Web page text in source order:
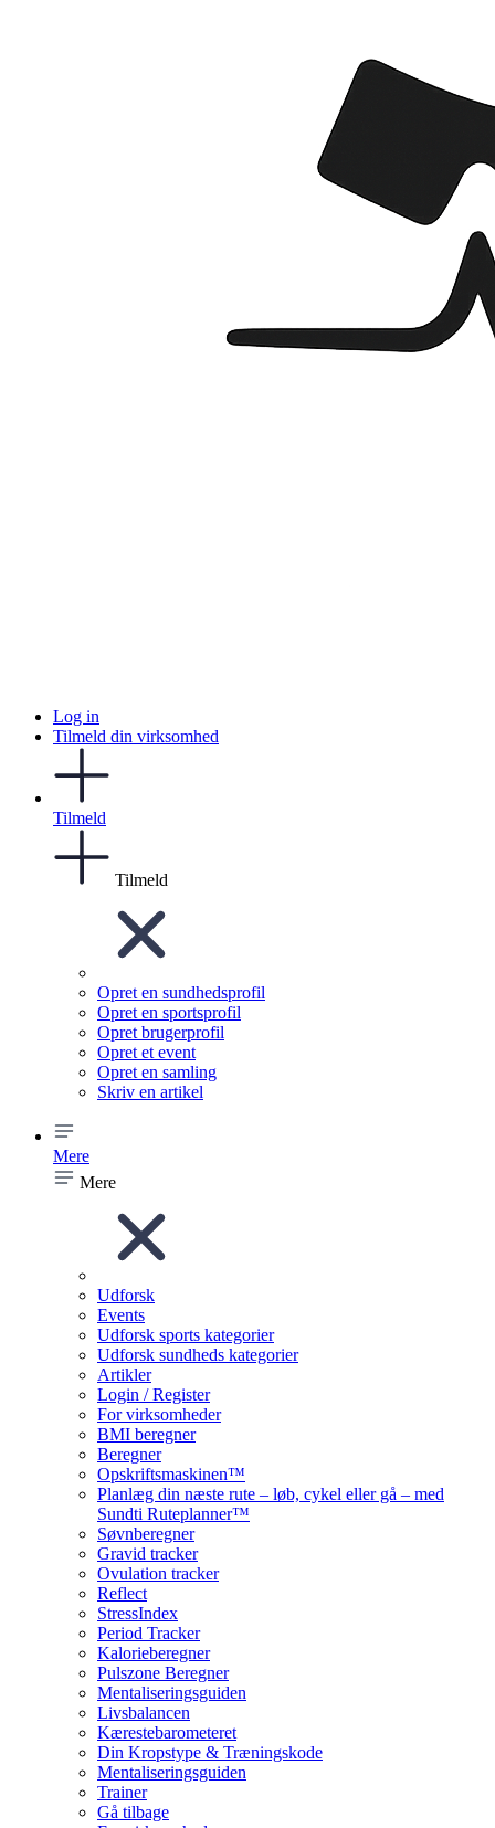
Log in
Tilmeld din virksomhed
Tilmeld
Tilmeld
Opret en sundhedsprofil
Opret en sportsprofil
Opret brugerprofil
Opret et event
Opret en samling
Skriv en artikel
Mere
Mere
Udforsk
Events
Udforsk sports kategorier
Udforsk sundheds kategorier
Artikler
Login / Register
For virksomheder
BMI beregner
Beregner
Opskriftsmaskinen™
Planlæg din næste rute – løb, cykel eller gå – med
Sundti Ruteplanner™
Søvnberegner
Gravid tracker
Ovulation tracker
Reflect
StressIndex
Period Tracker
Kalorieberegner
Pulszone Beregner
Mentaliseringsguiden
Livsbalancen
Kærestebarometeret
Din Kropstype & Træningskode
Mentaliseringsguiden
Trainer
Gå tilbage